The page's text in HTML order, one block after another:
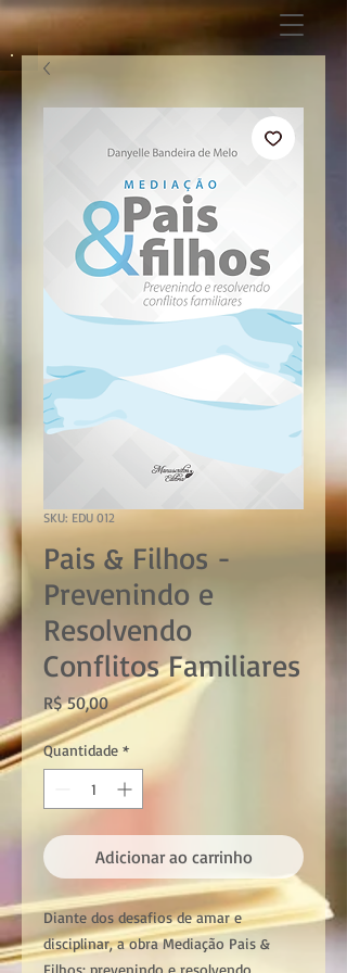
SKU: EDU 012
Pais & Filhos -
Prevenindo e
Resolvendo
Conflitos Familiares
R$ 50,00Preço
Quantidade *
Adicionar ao carrinho
Diante dos desafios de amar e
disciplinar, a obra Mediação Pais &
Filhos: prevenindo e resolvendo